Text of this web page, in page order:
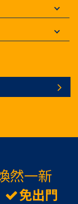
然一新
免出門